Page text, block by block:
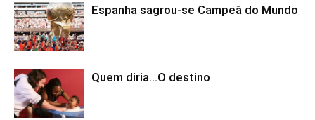
Espanha sagrou-se Campeã do Mundo
Quem diria…O destino